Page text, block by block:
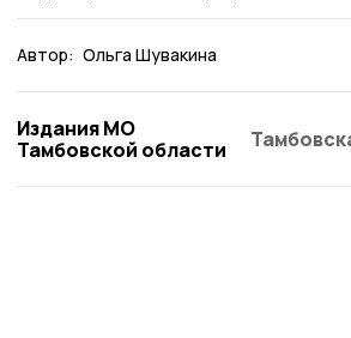
Автор: Ольга Шувакина
Издания МО
Тамбовской области